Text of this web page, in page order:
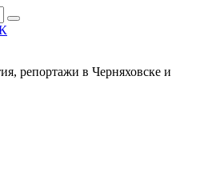
репортажи в Черняховске и